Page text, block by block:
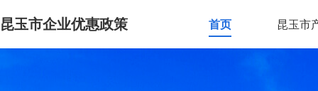
昆玉市企业优惠政策 首页 昆玉市